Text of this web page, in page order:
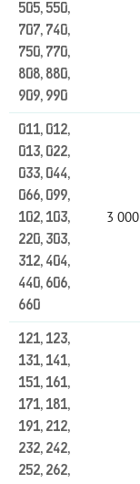
505, 550,
707, 740,
750, 770,
808, 880,
909, 990
011, 012,
013, 022,
033, 044,
066, 099,
102, 103,
220, 303,
312, 404,
440, 606,
660
3 000
121, 123,
131, 141,
151, 161,
171, 181,
191, 212,
232, 242,
252, 262,